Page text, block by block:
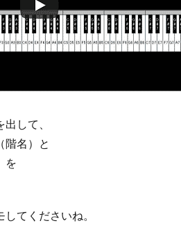
して、
（階名）と
を
してくださいね。